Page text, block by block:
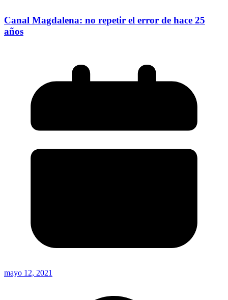
Canal Magdalena: no repetir el error de hace 25
años
mayo 12, 2021